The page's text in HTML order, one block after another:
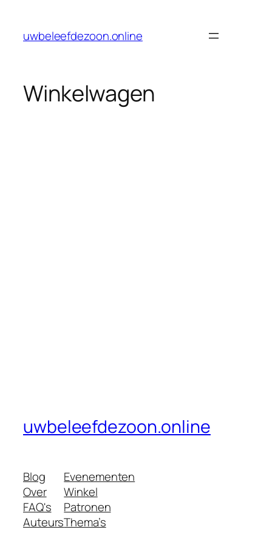
uwbeleefdezoon.online
Winkelwagen
uwbeleefdezoon.online
Blog
Over
FAQ's
Auteurs
Evenementen
Winkel
Patronen
Thema’s